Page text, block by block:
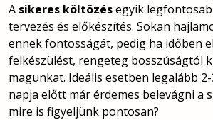
A sikeres költözésegyik
tervezés és előkészítés. Sokan
ennek fontosságát, pedig ha időben
felkészülést, rengeteg bosszúságtól
magunkat. Ideális esetben legalább
napja előtt már érdemes belevágni a
mire is figyeljünk pontosan?